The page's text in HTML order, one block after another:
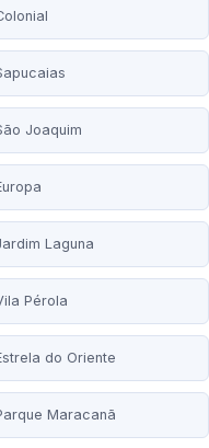
Joaquim
Laguna
Pérola
do Oriente
Maracanã